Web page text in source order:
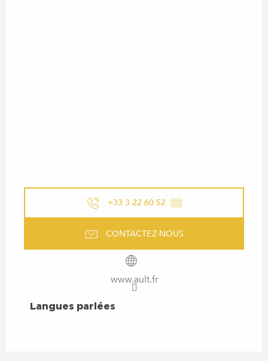
+33 3 22 60 52 ▒▒
CONTACTEZ-NOUS
www.ault.fr
LANGUES PARLÉES
Langues parlées